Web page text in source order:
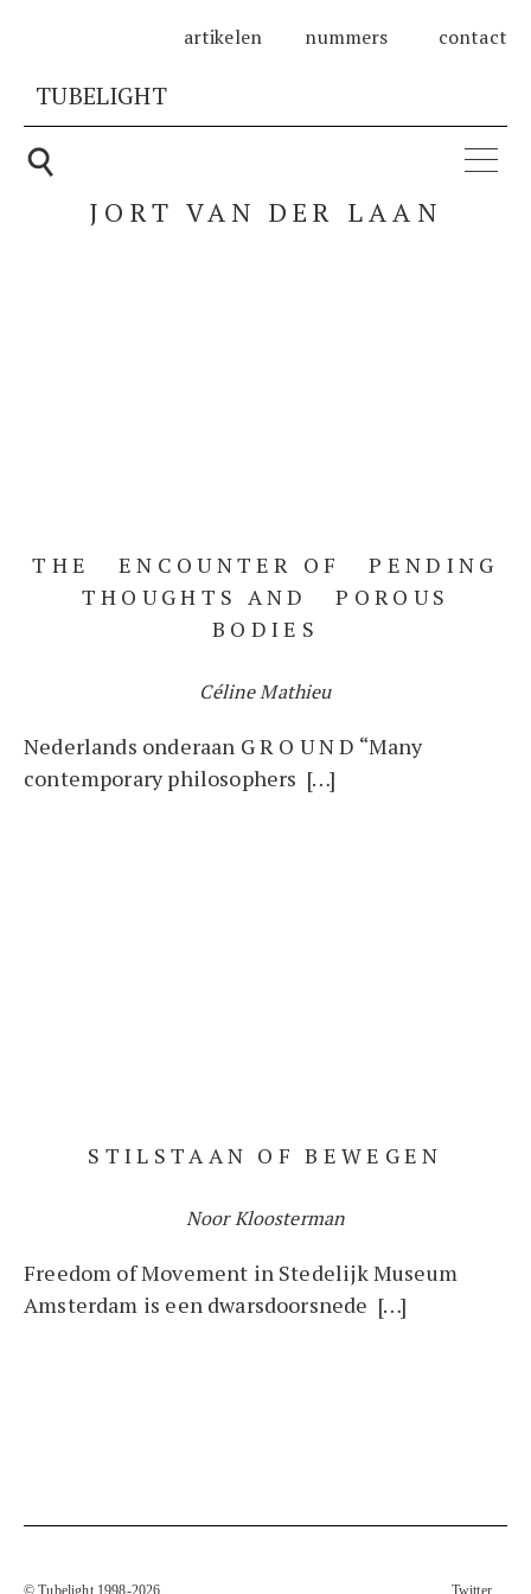
TUBELIGHT
artikelen nummers contact
⚲naar:
JORT VAN DER LAAN
THE ENCOUNTER OF PENDING
THOUGHTS AND POROUS
BODIES
Céline Mathieu
Nederlands onderaan G R O U N D “Many
contemporary philosophers […]
STILSTAAN OF BEWEGEN
Noor Kloosterman
Freedom of Movement in Stedelijk Museum
Amsterdam is een dwarsdoorsnede […]